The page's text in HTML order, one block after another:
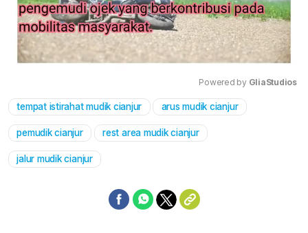
Powered by GliaStudios
tempat istirahat mudik cianjur arus mudik cianjur
pemudik cianjur rest area mudik cianjur
jalur mudik cianjur